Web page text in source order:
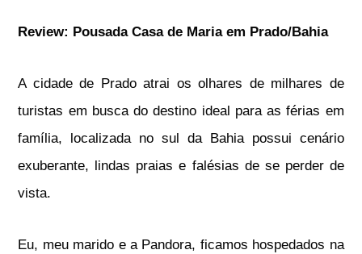
Review: Pousada Casa de Maria em Prado/Bahia
A cidade de Prado atrai os olhares de milhares de
turistas em busca do destino ideal para as férias em
família, localizada no sul da Bahia possui cenário
exuberante, lindas praias e falésias de se perder de
vista.
Eu, meu marido e a Pandora, ficamos hospedados na